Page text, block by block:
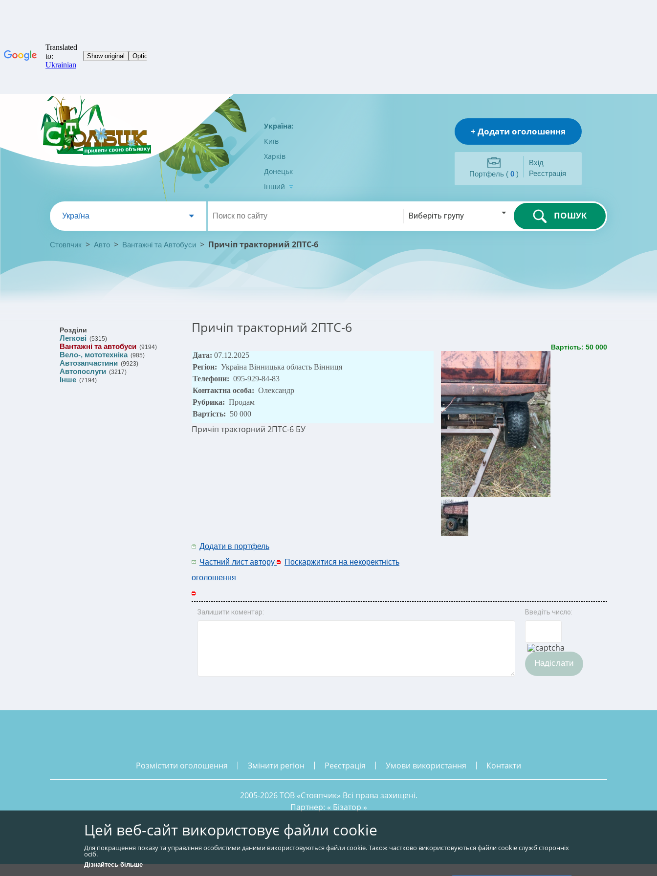
Україна:
Київ
Харків
Донецьк
інший
+ Додати оголошення
Портфель ( 0 )
Вхід
Реєстрація
Україна Виберіть групу ПОШУК
Стовпчик > Авто > Вантажні та Автобуси > Причіп тракторний 2ПТС-6
Розділи
Легкові (5315)
Вантажні та автобуси (9194)
Вело-, мототехніка(985)
Автозапчастини (9923)
Автопослуги (3217)
Інше (7194)
Причіп тракторний 2ПТС-6
Вартість: 50 000
Дата: 07.12.2025
Регіон: Україна Вінницька область Вінниця
Телефони: 095-929-84-83
Контактна особа: Олександр
Рубрика: Продам
Вартість: 50 000
Причіп тракторний 2ПТС-6 БУ
Додати в портфель
Частний лист автору
Поскаржитися на некоректність
оголошення
Залишити коментар: Введіть число:
Надіслати
розмістити оголошення змінити регіон реєстрація умови використання контакти
2005-2026 ТОВ «Стовпчик» Всі права захищені.
Партнер: « Бізатор »
Цей веб-сайт використовує файли cookie
Для покращення показу та управління особистими даними використовуються файли cookie. Також частково використовуються файли cookie служб сторонніх
осіб.
Дізнайтесь більше